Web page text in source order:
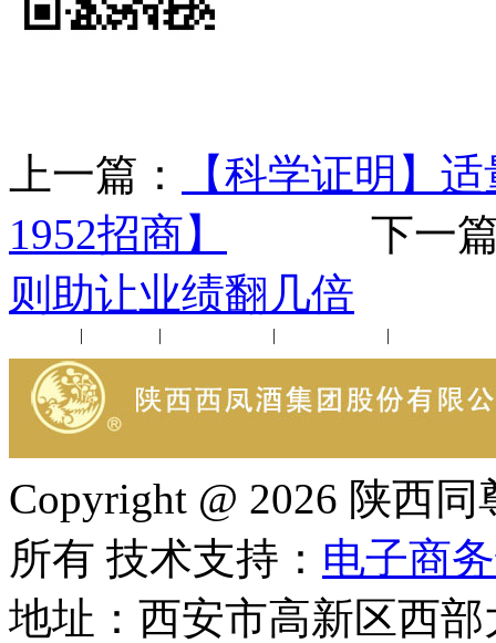
上一篇：
【科学证明】
1952招商】
下一篇
则助让业绩翻几倍
| | | |
Copyright @ 2026 陕西
所有 技术支持： 电子商
地址：西安市高新区西